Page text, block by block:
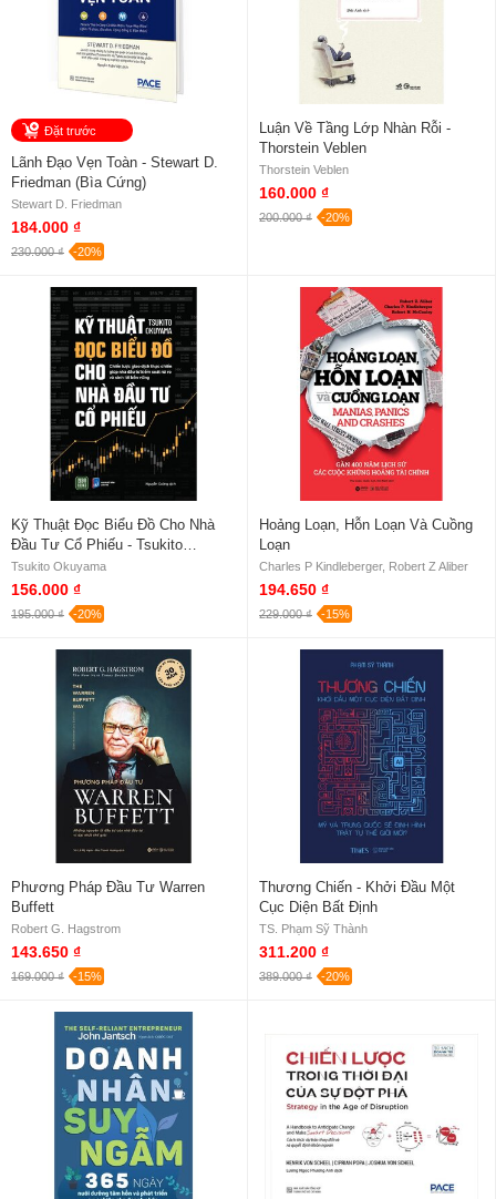
Đặt trước
Lãnh Đạo Vẹn Toàn - Stewart D.
Friedman (Bìa Cứng)
Stewart D. Friedman
184.000 ₫
230.000 ₫ -20%
Luận Về Tầng Lớp Nhàn Rỗi -
Thorstein Veblen
Thorstein Veblen
160.000 ₫
200.000 ₫ -20%
Kỹ Thuật Đọc Biểu Đồ Cho Nhà
Đầu Tư Cổ Phiếu - Tsukito
Okuyama
Tsukito Okuyama
156.000 ₫
195.000 ₫ -20%
Hoảng Loạn, Hỗn Loạn Và Cuồng
Loạn
Charles P Kindleberger, Robert Z Aliber
194.650 ₫
229.000 ₫ -15%
Phương Pháp Đầu Tư Warren
Buffett
Robert G. Hagstrom
143.650 ₫
169.000 ₫ -15%
Thương Chiến - Khởi Đầu Một
Cục Diện Bất Định
TS. Phạm Sỹ Thành
311.200 ₫
389.000 ₫ -20%